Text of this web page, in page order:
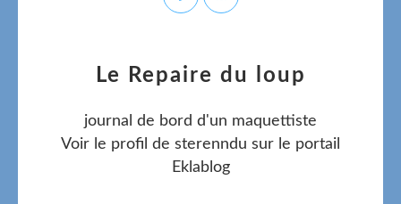
Le Repaire du loup
journal de bord d'un maquettiste
Voir le profil de sterenndu sur le portail
Eklablog